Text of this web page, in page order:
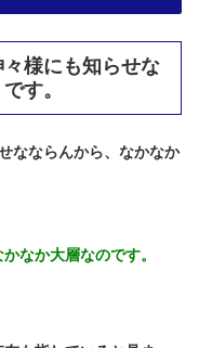
様にも知らせな
す。
なならんから、なかなか
なか大層なのです。